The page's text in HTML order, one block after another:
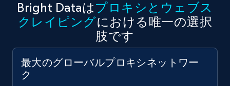
Bright Dataはプロキシとウェブス
クレイピングにおける唯一の選択
肢です
最大のグローバルプロキシネットワー
ク